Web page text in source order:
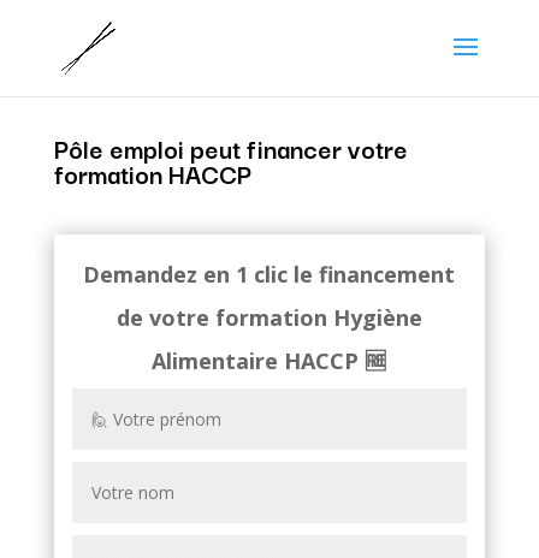
Pôle emploi peut financer votre
formation HACCP
Demandez en 1 clic le financement
de votre formation Hygiène
Alimentaire HACCP 🆓